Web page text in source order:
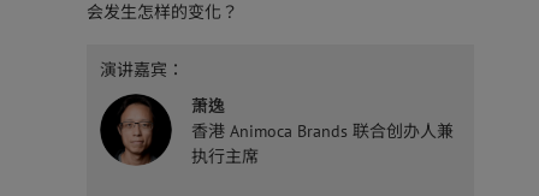
会发生怎样的变化？
演讲嘉宾：
萧逸
香港 Animoca Brands 联合创办人兼
执行主席